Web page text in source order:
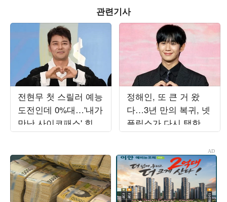
관련기사
전현무 첫 스릴러 예능
도전인데 0%대…'내가
만난 사이코패스' 힘
못 쓰는 이유[TEN스타
정해인, 또 큰 거 왔
다…3년 만의 복귀, 넷
플릭스가 다시 택한 이
유 [TEN피플]